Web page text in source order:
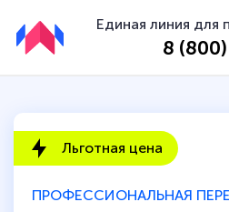
Единая линия для
8
ПРОФЕССИОНАЛЬНАЯ
Льготная цена